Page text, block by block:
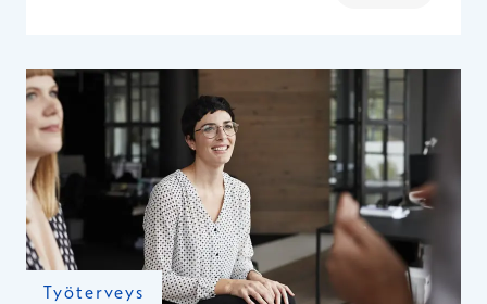
Työterveys